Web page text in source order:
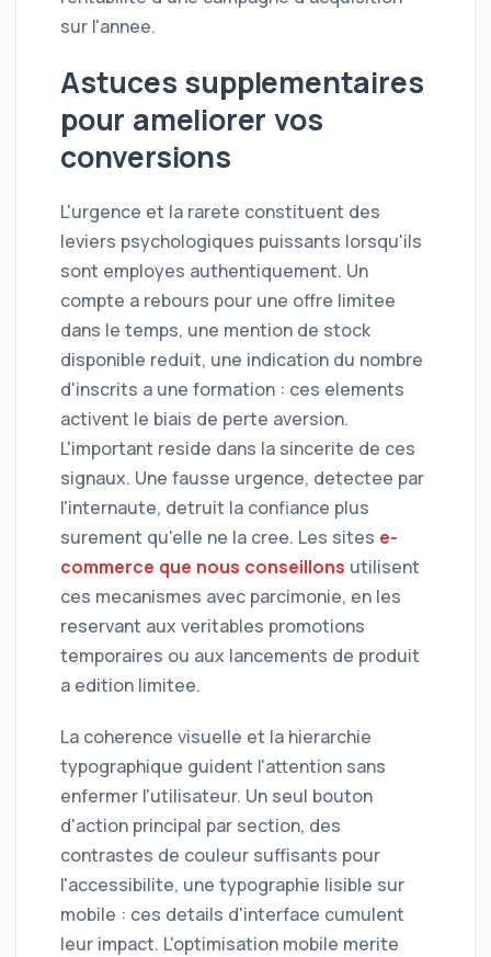
sur l'annee.
Astuces supplementaires
pour ameliorer vos
conversions
L'urgence et la rarete constituent des
leviers psychologiques puissants lorsqu'ils
sont employes authentiquement. Un
compte a rebours pour une offre limitee
dans le temps, une mention de stock
disponible reduit, une indication du nombre
d'inscrits a une formation : ces elements
activent le biais de perte aversion.
L'important reside dans la sincerite de ces
signaux. Une fausse urgence, detectee par
l'internaute, detruit la confiance plus
surement qu'elle ne la cree. Les sites e-
commerce que nous conseillons utilisent
ces mecanismes avec parcimonie, en les
reservant aux veritables promotions
temporaires ou aux lancements de produit
a edition limitee.
La coherence visuelle et la hierarchie
typographique guident l'attention sans
enfermer l'utilisateur. Un seul bouton
d'action principal par section, des
contrastes de couleur suffisants pour
l'accessibilite, une typographie lisible sur
mobile : ces details d'interface cumulent
leur impact. L'optimisation mobile merite